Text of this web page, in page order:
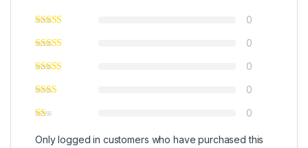
0
0
0
0
0
Only logged in customers who have purchased this